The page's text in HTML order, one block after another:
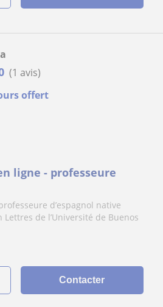
offert
(1 avis)
ligne - professeure
d’espagnol native
Lettres de l’Université de Buenos
Contacter